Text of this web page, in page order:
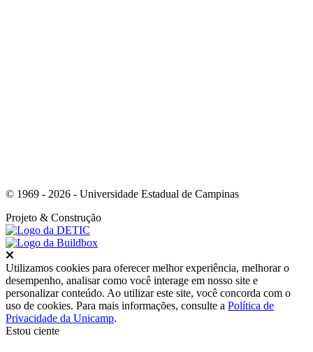
© 1969 - 2026 - Universidade Estadual de Campinas
Projeto & Construção
Utilizamos cookies para oferecer melhor experiência, melhorar o
desempenho, analisar como você interage em nosso site e
personalizar conteúdo. Ao utilizar este site, você concorda com o
uso de cookies. Para mais informações, consulte a Política de
Privacidade da Unicamp.
Estou ciente